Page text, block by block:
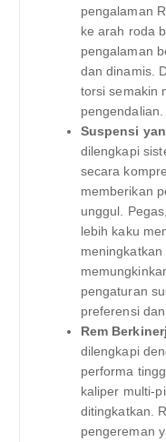
pengalaman
ke arah roda
pengalaman
dan dinamis.
torsi semakin
pengendalian.
Suspensi
dilengkapi
secara
memberikan
unggul.
lebih kaku
pengaturan
preferensi
Rem
dilengkapi
performa
kaliper multi-
ditingkatkan.
pengereman